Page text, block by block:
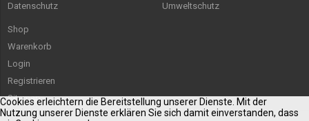
Datenschutz
Umweltschutz
Shop
Warenkorb
Login
Registrieren
Sitemap
Cookies erleichtern die Bereitstellung unserer Dienste. Mit der
Nutzung unserer Dienste erklären Sie sich damit einverstanden, dass